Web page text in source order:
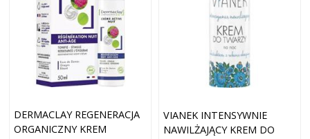
DERMACLAY REGENERACJA
ORGANICZNY KREM
VIANEK INTENSYWNIE
NAWILŻAJĄCY KREM DO